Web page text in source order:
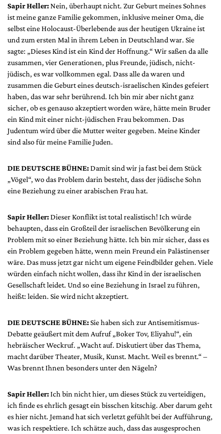
Sapir Heller:Nein, überhaupt nicht. Zur Geburt meines Sohnes
ist meine ganze Familie gekommen, inklusive meiner Oma, die
selbst eine Holocaust-Überlebende aus der heutigen Ukraine ist
und zum ersten Mal in ihrem Leben in Deutschland war. Sie
sagte: „Dieses Kind ist ein Kind der Hoffnung.“ Wir saßen da alle
zusammen, vier Generationen, plus Freunde, jüdisch, nicht-
jüdisch, es war vollkommen egal. Dass alle da waren und
zusammen die Geburt eines deutsch-israelischen Kindes gefeiert
haben, das war sehr berührend. Ich bin mir aber nicht ganz
sicher, ob es genauso akzeptiert worden wäre, hätte mein Bruder
ein Kind mit einer nicht-jüdischen Frau bekommen. Das
Judentum wird über die Mutter weiter gegeben. Meine Kinder
sind also für meine Familie Juden.
DIE DEUTSCHE BÜHNE:Damit sind wir ja fast bei dem Stück
„Vögel“, wo das Problem darin besteht, dass der jüdische Sohn
eine Beziehung zu einer arabischen Frau hat.
Sapir Heller:Dieser Konflikt ist total realistisch! Ich würde
behaupten, dass ein Großteil der israelischen Bevölkerung ein
Problem mit so einer Beziehung hätte. Ich bin mir sicher, dass es
ein Problem gegeben hätte, wenn mein Freund ein Palästinenser
wäre. Das muss jetzt gar nicht um eigene Feindbilder gehen. Viele
würden einfach nicht wollen, dass ihr Kind in der israelischen
Gesellschaft leidet. Und so eine Beziehung in Israel zu führen,
heißt: leiden. Sie wird nicht akzeptiert.
DIE DEUTSCHE BÜHNE:Sie haben sich zur Antisemitismus-
Debatte geäußert mit dem Aufruf „Boker Tov, Eliyahu!“, ein
hebräischer Weckruf. „Wacht auf. Diskutiert über das Thema,
macht darüber Theater, Musik, Kunst. Macht. Weil es brennt.“ –
Was brennt Ihnen besonders unter den Nägeln?
Sapir Heller:Ich bin nicht hier, um dieses Stück zu verteidigen,
ich finde es ehrlich gesagt ein bisschen kitschig. Aber darum geht
es hier nicht. Jemand hat sich verletzt gefühlt bei der Aufführung,
was ich respektiere. Ich schätze auch, dass das ausgesprochen